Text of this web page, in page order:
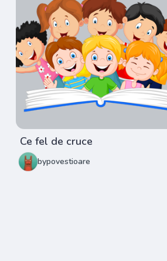
Ce fel de cruce
bypovestioare